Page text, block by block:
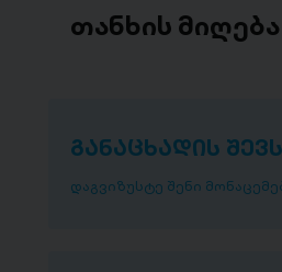
თანხის
განაცხადის
დაგვიზუსტე შენი